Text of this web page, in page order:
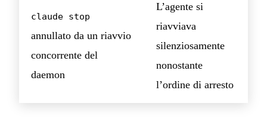
claude stop
annullato da un riavvio
concorrente del
daemon
L’agente si
riavviava
silenziosamente
nonostante
l’ordine di arresto